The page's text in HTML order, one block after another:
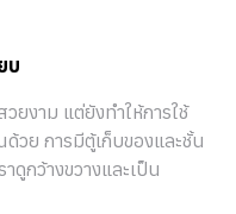
บ
ยงาม แต่ยังทำให้การใช้
วย การมีตู้เก็บของและชั้น
ดูกว้างขวางและเป็น